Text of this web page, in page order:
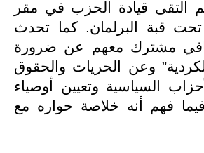
التقى قيادة الحزب في مقر
تحت قبة البرلمان. كما تحدث
مشترك معهم عن ضرورة
وعن الحريات والحقوق
السياسية وتعيين أوصياء
فهم أنه خلاصة حواره مع